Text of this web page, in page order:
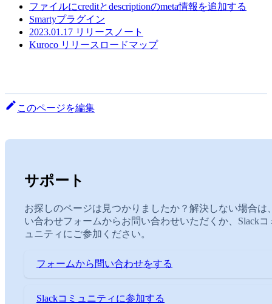
ファイルにcreditとdescriptionのmeta情報を追加する
Smartyプラグイン
2023.01.17 リリースノート
Kuroco リリースロードマップ
このページを編集
サポート
お探しのページは見つかりましたか？解決しない場合は
い合わせフォームからお問い合わせいただくか、Slackコ
ュニティにご参加ください。
フォームから問い合わせをする
Slackコミュニティに参加する